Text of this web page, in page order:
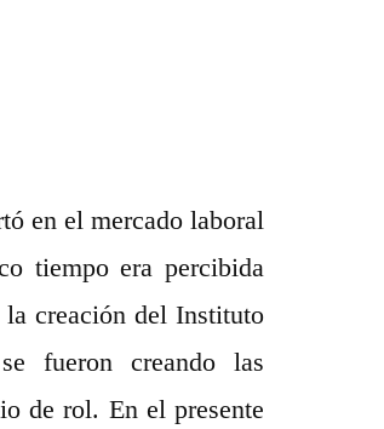
en el mercado laboral
tiempo era percibida
la creación del Instituto
fueron creando las
de rol. En el presente